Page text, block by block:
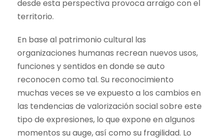
desde esta perspectiva provoca arraigo con el
territorio.
En base al patrimonio cultural las
organizaciones humanas recrean nuevos usos,
funciones y sentidos en donde se auto
reconocen como tal. Su reconocimiento
muchas veces se ve expuesto a los cambios en
las tendencias de valorización social sobre este
tipo de expresiones, lo que expone en algunos
momentos su auge, así como su fragilidad. Lo